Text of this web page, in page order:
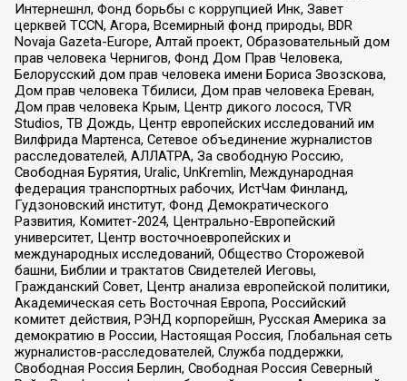
Интернешнл, Фонд борьбы с коррупцией Инк, Завет
церквей TCCN, Агора, Всемирный фонд природы, BDR
Novaja Gazeta-Europe, Алтай проект, Образовательный дом
прав человека Чернигов, Фонд Дом Прав Человека,
Белорусский дом прав человека имени Бориса Звозскова,
Дом прав человека Тбилиси, Дом прав человека Ереван,
Дом прав человека Крым, Центр дикого лосося, TVR
Studios, ТВ Дождь, Центр европейских исследований им
Вилфрида Мартенса, Сетевое объединение журналистов
расследователей, АЛЛАТРА, За свободную Россию,
Свободная Бурятия, Uralic, UnKremlin, Международная
федерация транспортных рабочих, ИстЧам Финланд,
Гудзоновский институт, Фонд Демократического
Развития, Комитет-2024, Центрально-Европейский
университет, Центр восточноевропейских и
международных исследований, Общество Сторожевой
башни, Библии и трактатов Свидетелей Иеговы,
Гражданский Совет, Центр анализа европейской политики,
Академическая сеть Восточная Европа, Российский
комитет действия, РЭНД корпорейшн, Русская Америка за
демократию в России, Настоящая Россия, Глобальная сеть
журналистов-расследователей, Служба поддержки,
Свободная Россия Берлин, Свободная Россия Северный